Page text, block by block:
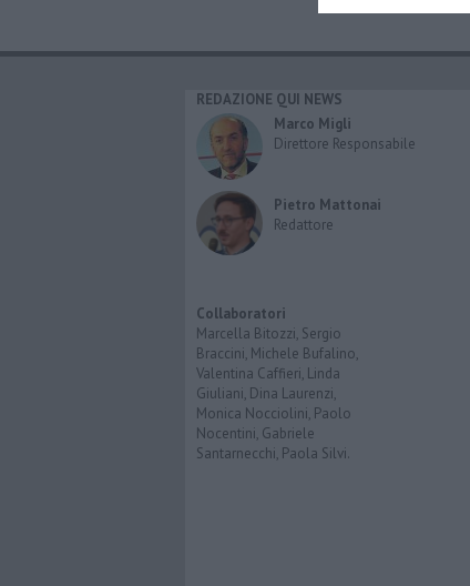
REDAZIONE QUI NEWS
Marco Migli
Direttore Responsabile
Pietro Mattonai
Redattore
Collaboratori
Marcella Bitozzi, Sergio
Braccini, Michele Bufalino,
Valentina Caffieri, Linda
Giuliani, Dina Laurenzi,
Monica Nocciolini, Paolo
Nocentini, Gabriele
Santarnecchi, Paola Silvi.